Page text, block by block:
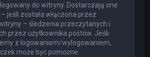
do witryny. Dostarczają one
jeśli została włączona przez
– śledzenia przeczytanych i
przez użytkownika postów. Jeśli
z logowaniem/wylogowaniem,
może być pomocne.